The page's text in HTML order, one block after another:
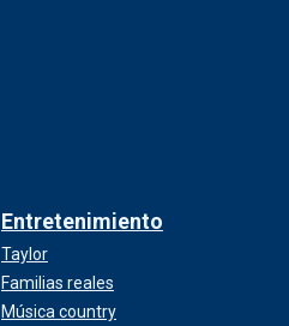
Entretenimiento
Taylor
Familias reales
Música country